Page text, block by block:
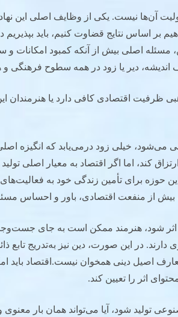
آن‌ها نیست. یکی از وظایف اصلی این
بر اساس نتایج قضاوت کنیم، باید
مسئله اصلی بیش از آنکه کمبود امکانات و
دیر یا زود در همه سطوح فرهنگی و
ظرفیت اقتصادی کافی دارد یا هنرمندان
خیلی زود درمی‌یابد که انگیزه اصلی
کند، اما اگر اقتصاد به معیار اصلی
حوزه برای تأمین زندگی خود به
بیش از منفعت اقتصادی، باور و احساس
اثر شود، هنرمند ممکن است به جای
در این صورت، دین نیز به‌تدریج تابع
اصیل دینی همخوان نیست.اقتصاد باید
اثر را تعیین کند.
تولید شود، آیا می‌تواند همان بار